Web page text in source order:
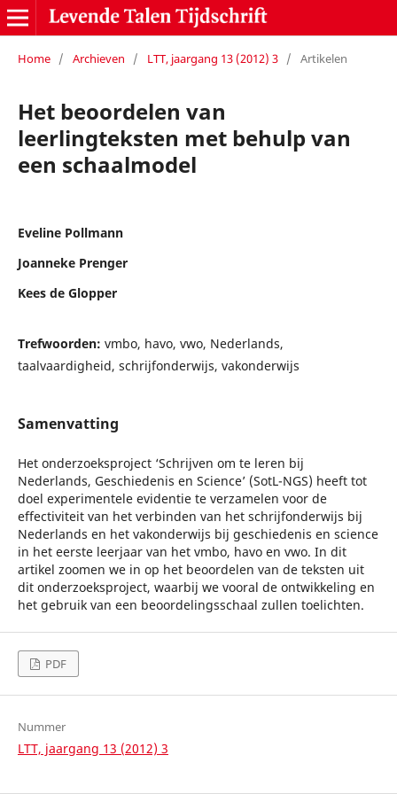
Home / Archieven / LTT, jaargang 13 (2012) 3 / Artikelen
Het beoordelen van
leerlingteksten met behulp van
een schaalmodel
Eveline Pollmann
Joanneke Prenger
Kees de Glopper
Trefwoorden: vmbo, havo, vwo, Nederlands,
taalvaardigheid, schrijfonderwijs, vakonderwijs
Samenvatting
Het onderzoeksproject ‘Schrijven om te leren bij
Nederlands, Geschiedenis en Science’ (SotL-NGS) heeft tot
doel experimentele evidentie te verzamelen voor de
effectiviteit van het verbinden van het schrijfonderwijs bij
Nederlands en het vakonderwijs bij geschiedenis en science
in het eerste leerjaar van het vmbo, havo en vwo. In dit
artikel zoomen we in op het beoordelen van de teksten uit
dit onderzoeksproject, waarbij we vooral de ontwikkeling en
het gebruik van een beoordelingsschaal zullen toelichten.
PDF
Nummer
LTT, jaargang 13 (2012) 3